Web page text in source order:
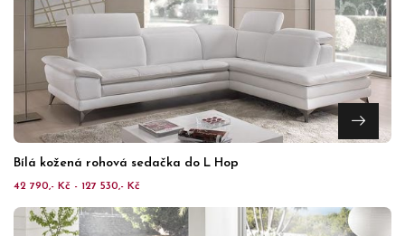
Bílá kožená rohová sedačka do L Hop
42 790,- Kč - 127 530,- Kč